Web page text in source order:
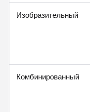
Изобразительный
Комбинированный